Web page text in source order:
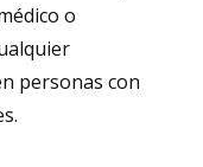
o
personas con